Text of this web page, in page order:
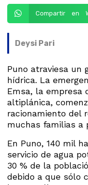
Compartir en
Deysi Pari
Puno atraviesa un
hídrica. La
Emsa, la empresa
altiplánica,
racionamiento del
muchas familias a
En Puno, 140 mil
servicio de agua
30 % de la
debido a que sólo